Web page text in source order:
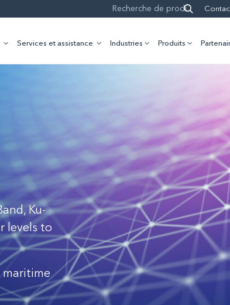
Services et assistance Industries Produits
Ku-
levels to
maritime